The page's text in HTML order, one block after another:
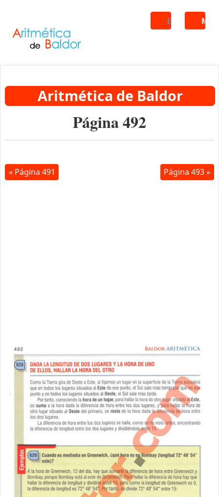
Buscar
Aritmética de Baldor
Página 492
« Página 491 Página 493 »